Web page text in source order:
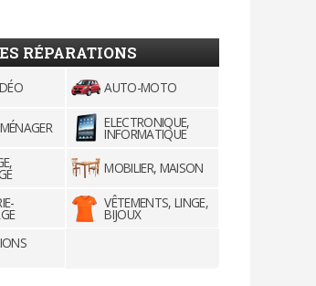
RÉPARATIONS
AUTO-MOTO
ELECTRONIQUE,
INFORMATIQUE
MOBILIER, MAISON
VÊTEMENTS, LINGE,
BIJOUX